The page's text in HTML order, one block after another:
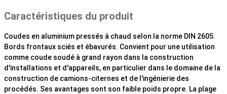
Caractéristiques du produit
Coudes en aluminium pressés à chaud selon la norme DIN 2605.
Bords frontaux sciés et ébavurés. Convient pour une utilisation
comme coude soudé à grand rayon dans la construction
d'installations et d'appareils, en particulier dans le domaine de la
construction de camions-citernes et de l'ingénierie des
procédés. Ses avantages sont son faible poids propre. La plage